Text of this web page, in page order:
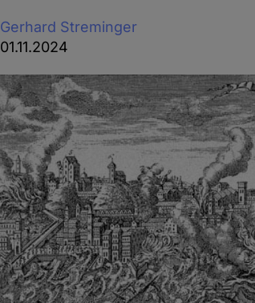
Gerhard Streminger
01.11.2024